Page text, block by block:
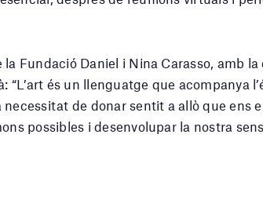
la Fundació Daniel i Nina Carasso, amb
“L’art és un llenguatge que acompanya
necessitat de donar sentit a allò que ens
possibles i desenvolupar la nostra